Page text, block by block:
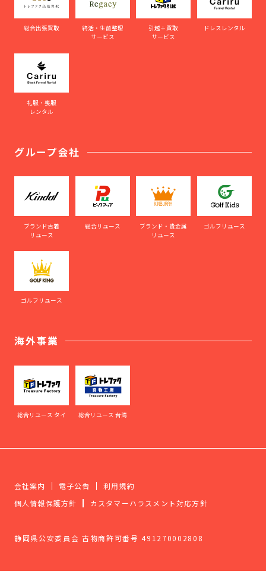
総合出張買取
終活・生前整理
サービス
引越＋買取
サービス
ドレスレンタル
礼服・喪服
レンタル
グループ会社
ブランド古着
リユース
総合リユース
ブランド・貴金属
リユース
ゴルフリユース
ゴルフリユース
海外事業
総合リユース タイ 総合リユース 台湾
会社案内 電子公告
利用規約
個人情報保護方針
カスタマーハラスメント対応方針
静岡県公安委員会 古物商許可番号 491270002808